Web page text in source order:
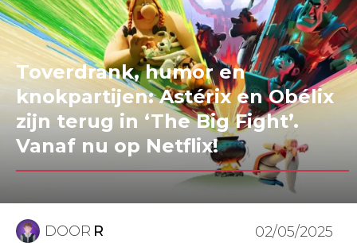
Toverdrank, humor en
knokpartijen: Astérix en Obélix
zijn terug in ‘The Big Fight’.
Vanaf nu op Netflix!
DOOR R 02/05/2025